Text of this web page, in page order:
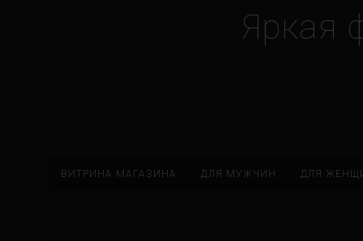
Яркая
ВИТРИНА МАГАЗИНА ДЛЯ МУЖЧИН ДЛЯ